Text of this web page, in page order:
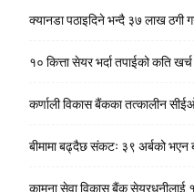
क्यानडा पठाइदिने भन्दै ३७ लाख ठगी
१० कित्ता सेयर भर्दा तपाईको कति
कर्णाली विकास बैंकका तत्कालीन
बीमामा बढ्दैछ संकटः ३९ अर्बको भएन
कामना सेवा विकास बैंक सेयरधनीलाई